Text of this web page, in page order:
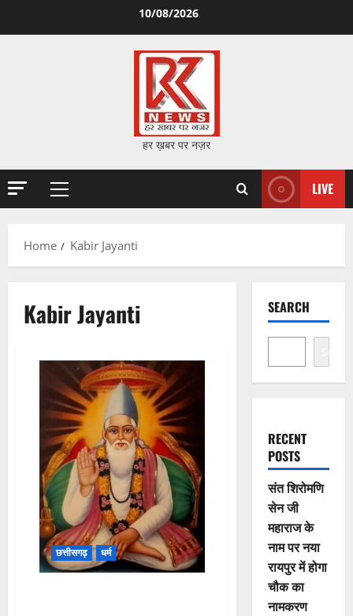
10/08/2026
हर ख़बर पर नज़र
Primary
LIVE
Home Kabir Jayanti
Kabir Jayanti
छत्तीसगढ़ धर्म
SEARCH
Search
RECENT
POSTS
संत शिरोमणि
सेन जी
महाराज के
नाम पर नया
रायपुर में होगा
चौक का
नामकरण